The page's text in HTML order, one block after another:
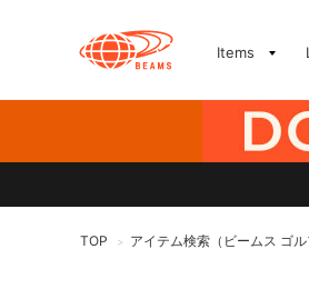
Items
TOP > アイテム検索（ビームス ゴ